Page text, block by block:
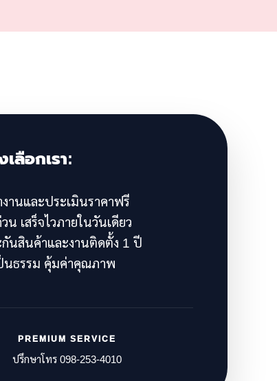
ลือกเรา:
านและประเมินราคาฟรี
น เสร็จไวภายในวันเดียว
นสินค้าและงานติดตั้ง 1 ปี
นธรรม คุ้มค่าคุณภาพ
PREMIUM SERVICE
ปรึกษาโทร 098-253-4010